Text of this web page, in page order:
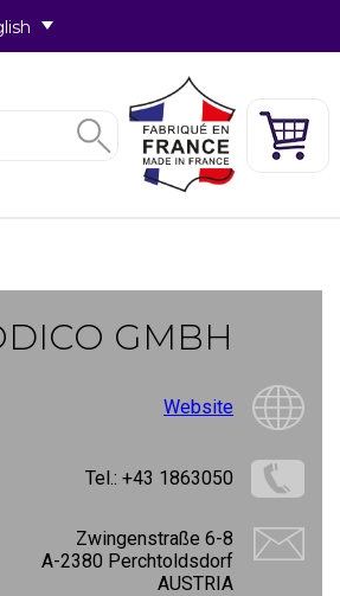
GMBH
Website
Tel.: +43 1863050
Zwingenstraße 6-8
A-2380 Perchtoldsdorf
AUSTRIA